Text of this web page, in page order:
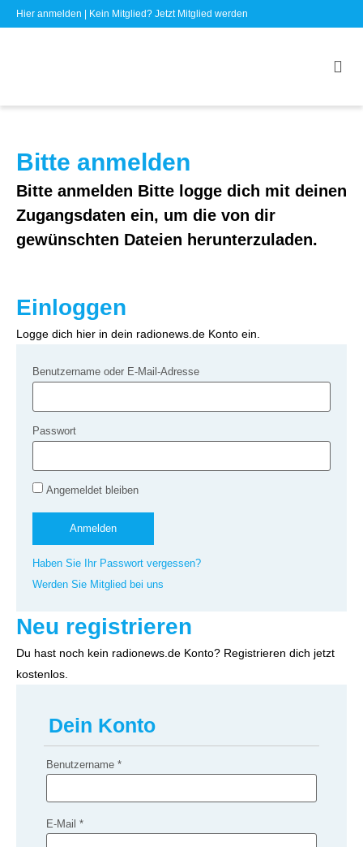
Hier anmelden | Kein Mitglied? Jetzt Mitglied werden
Bitte anmelden
Bitte anmelden Bitte logge dich mit deinen
Zugangsdaten ein, um die von dir
gewünschten Dateien herunterzuladen.
Einloggen
Logge dich hier in dein radionews.de Konto ein.
Benutzername oder E-Mail-Adresse
Passwort
Angemeldet bleiben
Haben Sie Ihr Passwort vergessen?
Werden Sie Mitglied bei uns
Neu registrieren
Du hast noch kein radionews.de Konto? Registrieren dich jetzt
kostenlos.
Dein Konto
Benutzername*
E-Mail*